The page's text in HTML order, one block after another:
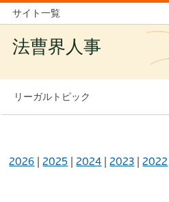
サイト一覧
法曹界人事
リーガルトピック
2026 |2025 |2024 |2023 |2022